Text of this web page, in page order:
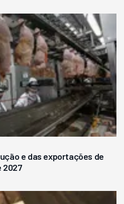
e das exportações de
2027